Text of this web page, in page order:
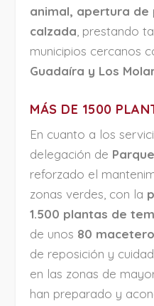
animal, apertura
calzada, prestando
municipios cercanos
Guadaíra y Los
MÁS DE 1500
En cuanto a los
delegación de
reforzado el
zonas verdes, con la
1.500 plantas de
de unos 80
de reposición y
en las zonas de
han preparado y